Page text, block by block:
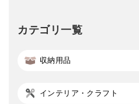
カテゴリ一覧
収納用品
インテリア・クラフト